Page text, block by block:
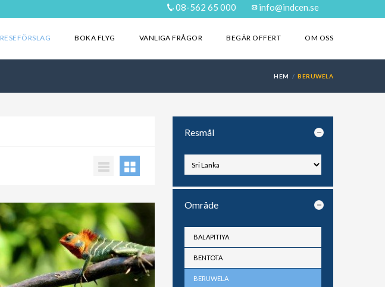
08-562 65 000 info@indcen.se
RESEFÖRSLAG BOKA FLYG VANLIGA FRÅGOR BEGÄR OFFERT OM OSS
HEM BERUWELA
Resmål
Område
BALAPITIYA
BENTOTA
BERUWELA